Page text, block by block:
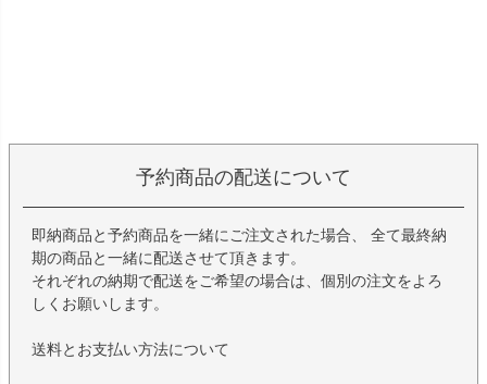
予約商品の配送について
即納商品と予約商品を一緒にご注文された場合、 全て最終納
期の商品と一緒に配送させて頂きます。
それぞれの納期で配送をご希望の場合は、個別の注文をよろ
しくお願いします。
送料とお支払い方法について